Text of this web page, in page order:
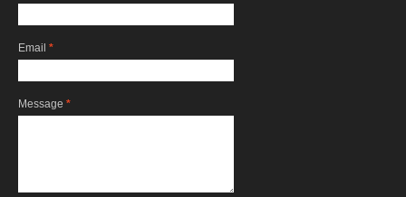
Email *
Message *